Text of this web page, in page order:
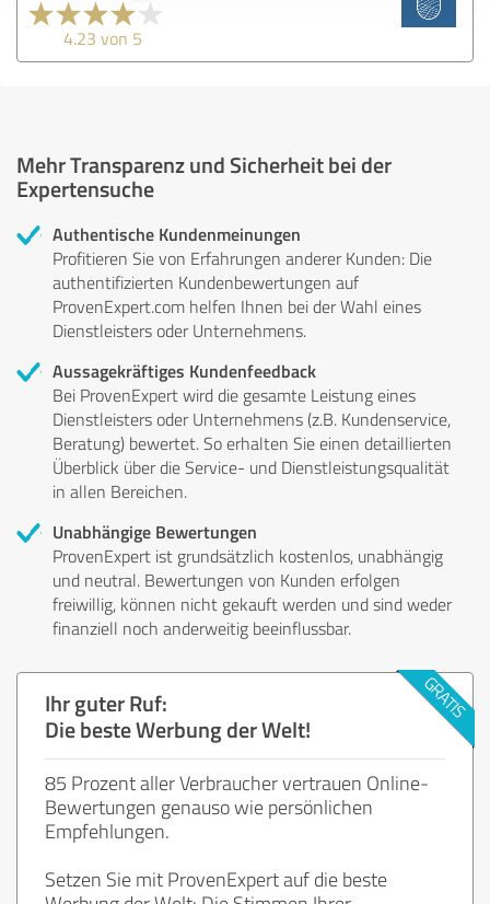
4.23 von 5
Mehr Transparenz und Sicherheit bei der
Expertensuche
Authentische Kundenmeinungen
Profitieren Sie von Erfahrungen anderer Kunden: Die
authentifizierten Kundenbewertungen auf
ProvenExpert.com helfen Ihnen bei der Wahl eines
Dienstleisters oder Unternehmens.
Aussagekräftiges Kundenfeedback
Bei ProvenExpert wird die gesamte Leistung eines
Dienstleisters oder Unternehmens (z.B. Kundenservice,
Beratung) bewertet. So erhalten Sie einen detaillierten
Überblick über die Service- und Dienstleistungsqualität
in allen Bereichen.
Unabhängige Bewertungen
ProvenExpert ist grundsätzlich kostenlos, unabhängig
und neutral. Bewertungen von Kunden erfolgen
freiwillig, können nicht gekauft werden und sind weder
finanziell noch anderweitig beeinflussbar.
Ihr guter Ruf:
Die beste Werbung der Welt!
85 Prozent aller Verbraucher vertrauen Online-
Bewertungen genauso wie persönlichen
Empfehlungen.
Setzen Sie mit ProvenExpert auf die beste